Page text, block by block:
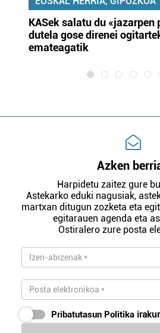
KASek salatu du
dutela gose direnei
emateagatik
Azken
Harpidetu zaitez gure
Astekarko eduki nagusiak,
martxan ditugun zozketa eta
egitarauen agenda eta
Ostiralero zure posta
Pribatutasun Politika